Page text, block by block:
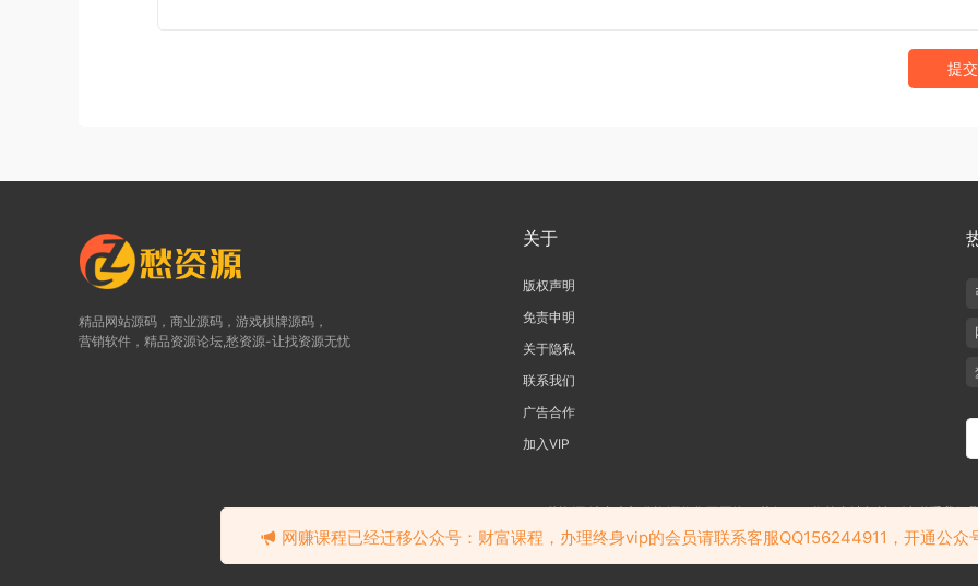
提交
精品网站源码，商业源码，游戏棋牌源码，
营销软件，精品资源论坛,愁资源-让找资源无忧
关于
版权声明
免责申明
关于隐私
联系我们
广告合作
加入VIP
©2019-2020 愁资源 站内大部分资源收集于网络，若侵犯了您的合法权益，请联系我们
若加入会员务必请查看我们的隐私政策，免责声明，会员协议等相关的条款
网赚课程已经迁移公众号：财富课程，办理终身vip的会员请联系客服QQ156244911，开通公众